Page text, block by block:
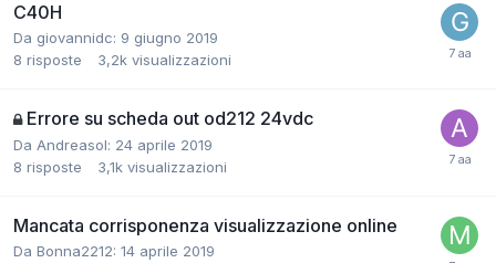
C40H
Da giovannidc: 9 giugno 2019
8 risposte 3,2k visualizzazioni
Errore su scheda out od212 24vdc
Da Andreasol: 24 aprile 2019
8 risposte 3,1k visualizzazioni
Mancata corrisponenza visualizzazione online
Da Bonna2212: 14 aprile 2019